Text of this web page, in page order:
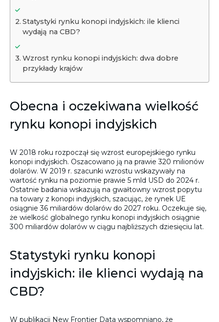
Statystyki rynku konopi indyjskich: ile klienci
wydają na CBD?
Wzrost rynku konopi indyjskich: dwa dobre
przykłady krajów
Obecna i oczekiwana wielkość
rynku konopi indyjskich
W 2018 roku rozpoczął się wzrost europejskiego rynku
konopi indyjskich. Oszacowano ją na prawie 320 milionów
dolarów. W 2019 r. szacunki wzrostu wskazywały na
wartość rynku na poziomie prawie 5 mld USD do 2024 r.
Ostatnie badania wskazują na gwałtowny wzrost popytu
na towary z konopi indyjskich, szacując, że rynek UE
osiągnie 36 miliardów dolarów do 2027 roku. Oczekuje się,
że wielkość globalnego rynku konopi indyjskich osiągnie
300 miliardów dolarów w ciągu najbliższych dziesięciu lat.
Statystyki rynku konopi
indyjskich: ile klienci wydają na
CBD?
W publikacji New Frontier Data wspomniano, że